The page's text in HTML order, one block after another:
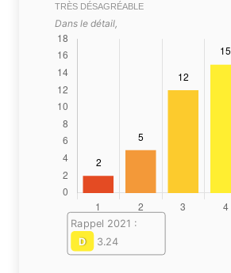
TRÈS DÉSAGRÉABLE
Dans le détail,
Rappel 2021 :
D
3.24